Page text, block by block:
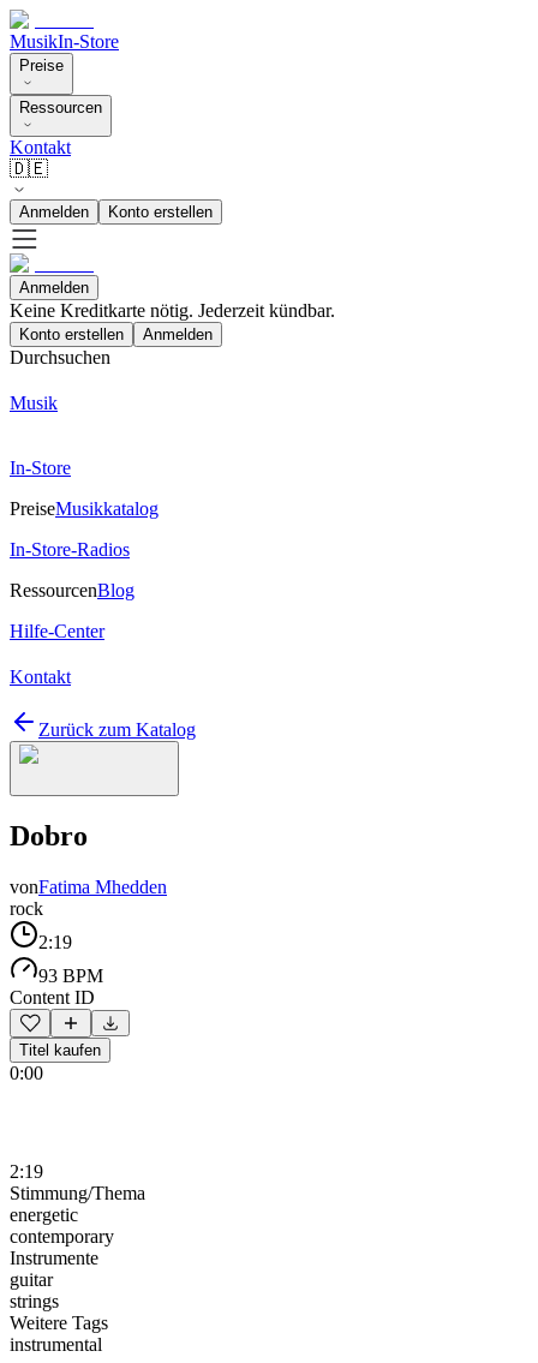
MusikIn-Store
Preise
Ressourcen
Kontakt
🇩🇪
Anmelden Konto erstellen
Anmelden
Keine Kreditkarte nötig. Jederzeit kündbar.
Konto erstellen Anmelden
Durchsuchen
Musik
In-Store
PreiseMusikkatalog
In-Store-Radios
RessourcenBlog
Hilfe-Center
Kontakt
Zurück zum Katalog
Dobro
vonFatima Mhedden
rock
2:19
93 BPM
Content ID
Titel kaufen
0:00
2:19
Stimmung/Thema
energetic
contemporary
Instrumente
guitar
strings
Weitere Tags
instrumental